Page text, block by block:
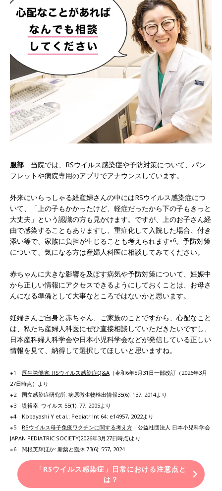
服部 当院では、RSウイルス感染症や予防対策について、パン
フレットや病院専用のアプリでアナウンスしています。
外来にいらっしゃる経産婦さんの中にはRSウイルス感染症につ
いて、「上の子もかかったけど、軽症だったから下の子もきっと
大丈夫」という認識の方も見かけます。ですが、上のお子さん経
由で感染することもありますし、重症化して入院した場合、付き
添い等で、家族に負担が生じることも考えられます※6。予防対策
について、気になる方は産婦人科医に相談してみてください。
赤ちゃんに大きな影響を及ぼす病気や予防対策について、妊娠中
から正しい情報にアクセスできるようにしておくことは、お母さ
んになる準備として大事なところではないかと思います。
妊婦さんご自身と赤ちゃん、ご家族のことですから、心配なこと
は、私たち産婦人科医にぜひ直接相談していただきたいですし、
日本産科婦人科学会や日本小児科学会などが発信している正しい
情報を見て、納得して選択してほしいと思いますね。
※1 厚生労働省: RSウイルス感染症Q&A （令和6年5月31日一部改訂（2026年3月
27日時点）より
※2 国立感染症研究所: 病原微生物検出情報35(6): 137, 2014より
※3 堤裕幸: ウイルス 55(1): 77, 2005より
※4 Kobayashi Y et al.: Pediatr Int 64: e14957, 2022より
※5 RSウイルス母子免疫ワクチンに関する考え方 ｜公益社団法人 日本小児科学会
JAPAN PEDIATRIC SOCIETY(2026年3月27日時点)より
※6 関根英輝ほか: 新薬と臨牀 73(6): 557, 2024
「RSウイルス感染症」日常における注意点と
は？